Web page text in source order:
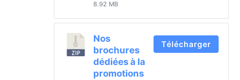
8.92 MB
Nos
brochures
dédiées à la
promotions
Télécharger